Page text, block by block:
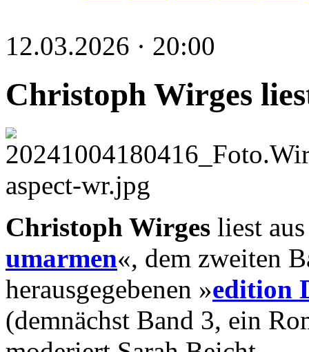
12.03.2026 · 20:00
Christoph Wirges
Christoph Wirges liest
umarmen«, dem zweiten
herausgegebenen »edition
(demnächst Band 3, ein